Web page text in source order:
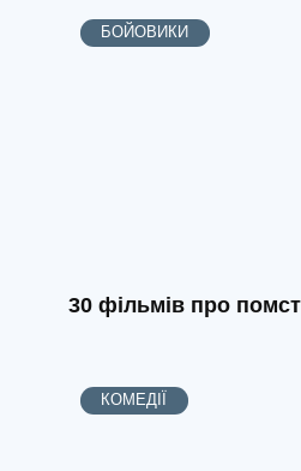
БОЙОВИКИ
30 фільмів про
КОМЕДІЇ